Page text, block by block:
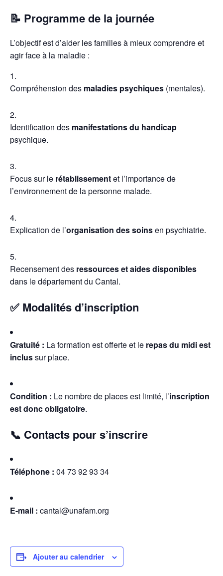
📝 Programme de la journée
L’objectif est d’aider les familles à mieux comprendre et
agir face à la maladie :
Compréhension des maladies psychiques (mentales).
Identification des manifestations du handicap
psychique.
Focus sur le rétablissementet l’importance de
l’environnement de la personne malade.
Explication de l’organisation des soinsen psychiatrie.
Recensement des ressources et aides disponibles
dans le département du Cantal.
✅ Modalités d’inscription
Gratuité : La formation est offerte et le repas du midi est
inclussur place.
Condition : Le nombre de places est limité, l’inscription
est donc obligatoire.
📞 Contacts pour s’inscrire
Téléphone : 04 73 92 93 34
E-mail : cantal@unafam.org
Ajouter au calendrier